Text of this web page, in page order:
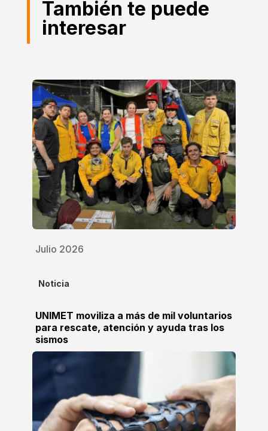
También te puede
interesar
Julio 2026
Noticia
UNIMET moviliza a más de mil voluntarios
para rescate, atención y ayuda tras los
sismos